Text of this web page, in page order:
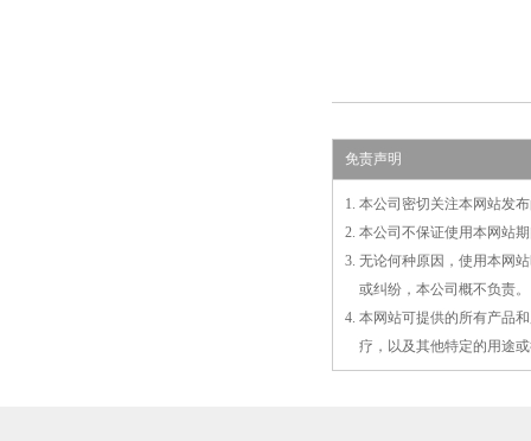
免责声明
1. 本公司密切关注本网站发
2. 本公司不保证使用本网站
3. 无论何种原因，使用本网
或纠纷，本公司概不负责。
4. 本网站可提供的所有产品
疗，以及其他特定的用途